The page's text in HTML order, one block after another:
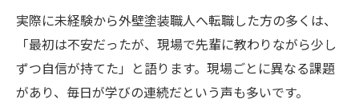
実際に未経験から外壁塗装職人へ転職した方の多くは、
「最初は不安だったが、現場で先輩に教わりながら少し
ずつ自信が持てた」と語ります。現場ごとに異なる課題
があり、毎日が学びの連続だという声も多いです。